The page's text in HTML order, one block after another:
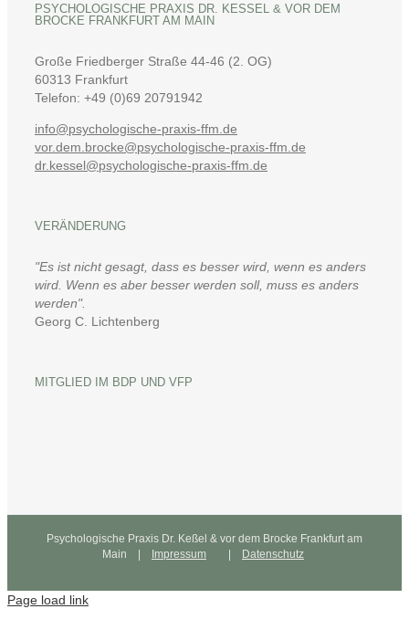
PSYCHOLOGISCHE PRAXIS DR. KESSEL & VOR DEM B
ROCKE FRANKFURT AM MAIN
Große Friedberger Straße 44-46 (2. OG)
60313 Frankfurt
Telefon: +49 (0)69 20791942
info@psychologische-praxis-ffm.de
vor.dem.brocke@psychologische-praxis-ffm.de
dr.kessel@psychologische-praxis-ffm.de
VERÄNDERUNG
"Es ist nicht gesagt, dass es besser wird, wenn es anders
wird. Wenn es aber besser werden soll, muss es anders
werden".
Georg C. Lichtenberg
MITGLIED IM BDP UND VFP
Psychologische Praxis Dr. Keßel & vor dem Brocke Frankfurt am
Main | Impressum | Datenschutz
Page load link